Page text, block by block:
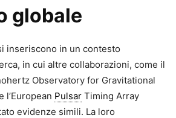
globale
inseriscono in un contesto
in cui altre collaborazioni, come il
Observatory for Gravitational
l’European Pulsar Timing Array
evidenze simili. La loro